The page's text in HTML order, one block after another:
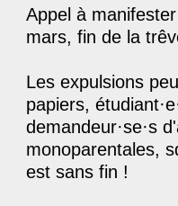
Appel à
mars, fin de la
Les expulsions
papiers,
demandeur·se·s
monoparentales,
est sans fin !